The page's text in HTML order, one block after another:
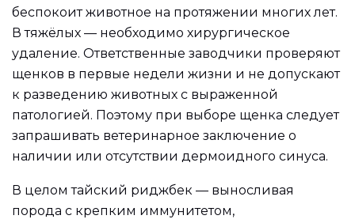
беспокоит животное на протяжении многих лет.
В тяжёлых — необходимо хирургическое
удаление. Ответственные заводчики проверяют
щенков в первые недели жизни и не допускают
к разведению животных с выраженной
патологией. Поэтому при выборе щенка следует
запрашивать ветеринарное заключение о
наличии или отсутствии дермоидного синуса.
В целом тайский риджбек — выносливая
порода с крепким иммунитетом,